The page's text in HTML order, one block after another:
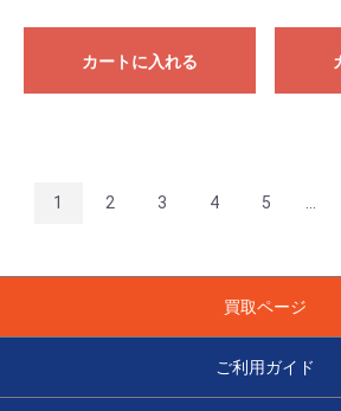
カートに入れる
1 2 3 4 5
買取ページ
ご利用ガイド